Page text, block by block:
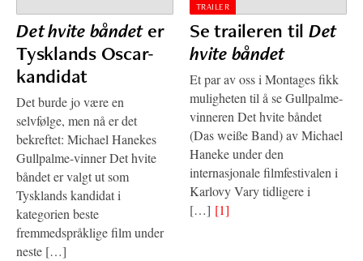
Det hvite båndeter
Tysklands Oscar-
kandidat
Det burde jo være en
selvfølge, men nå er det
bekreftet: Michael Hanekes
Gullpalme-vinner Det hvite
båndet er valgt ut som
Tysklands kandidat i
kategorien beste
fremmedspråklige film under
neste […]
TRAILER
Se traileren til Det
hvite båndet
Et par av oss i Montages fikk
muligheten til å se Gullpalme-
vinneren Det hvite båndet
(Das weiße Band) av Michael
Haneke under den
internasjonale filmfestivalen i
Karlovy Vary tidligere i
[…] [1]